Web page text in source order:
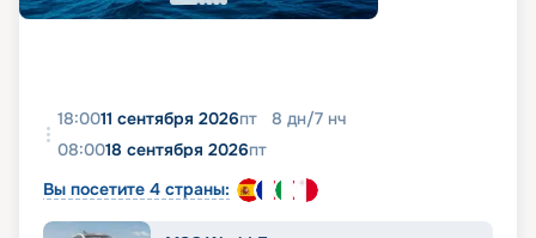
18:0011 сентября 2026пт 8 дн/7 нч
08:0018 сентября 2026пт
Вы посетите 4 страны: